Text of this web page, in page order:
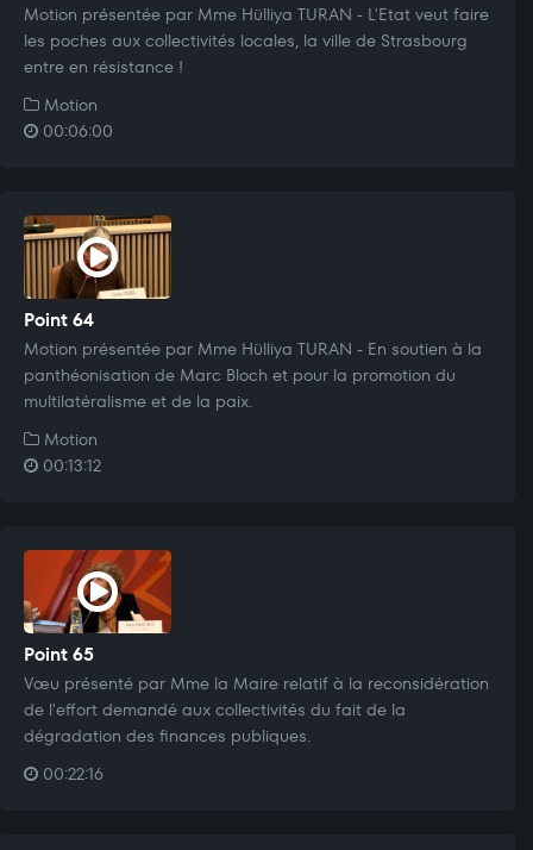
Motion présentée par Mme Hülliya TURAN - L'Etat veut faire
les poches aux collectivités locales, la ville de Strasbourg
entre en résistance !
Motion
00:06:00
Point 64
Motion présentée par Mme Hülliya TURAN - En soutien à la
panthéonisation de Marc Bloch et pour la promotion du
multilatéralisme et de la paix.
Motion
00:13:12
Point 65
Vœu présenté par Mme la Maire relatif à la reconsidération
de l'effort demandé aux collectivités du fait de la
dégradation des finances publiques.
00:22:16